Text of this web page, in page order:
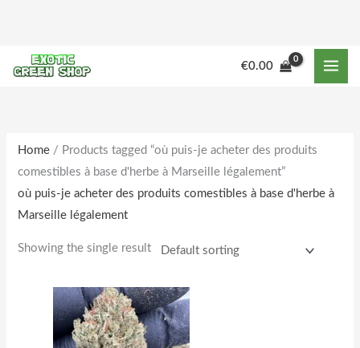
content
€0.00
r
i
c
Home / Products tagged “où puis-je acheter des produits
comestibles à base d'herbe à Marseille légalement”
où puis-je acheter des produits comestibles à base d'herbe à
Marseille légalement
Showing the single result
Price
range:
€170.00
through
This
product
has